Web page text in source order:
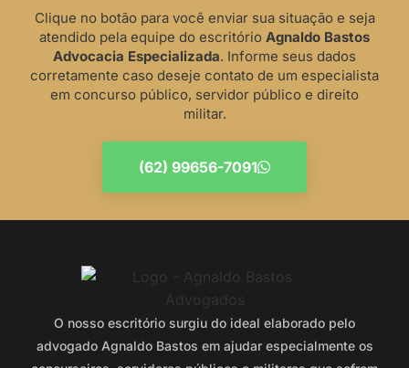
Clique no botão para você enviar sua situação e seja
atendido pela equipe do escritório Agnaldo Bastos
Advocacia Especializada. Informe seus dados
corretamente caso deseje contato de um especialista
em concurso público, servidor público e direito
militar.
(62) 99656-7091
O nosso escritório surgiu do ideal elaborado pelo
advogado Agnaldo Bastos em ajudar especialmente os